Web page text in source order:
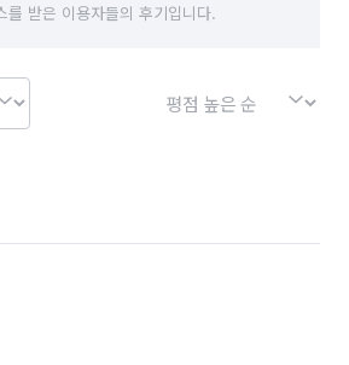
를 받은 이용자들의 후기입니다.